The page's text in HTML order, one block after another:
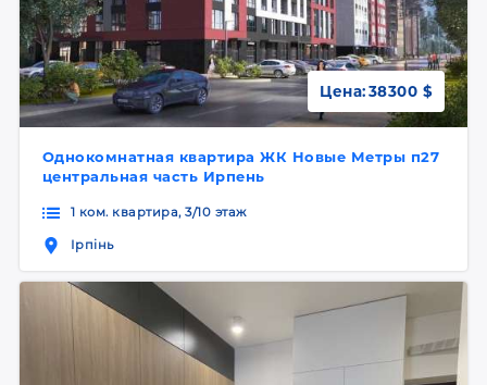
Однокомнатная квартира ЖК Новые Метры п27
центральная часть Ирпень
Цена:38300 $
1 ком. квартира, 3/10 этаж
Ірпінь